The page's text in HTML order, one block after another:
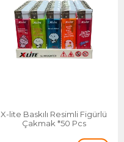
X-lite Baskılı Resimli Figürlü
Çakmak *50 Pcs